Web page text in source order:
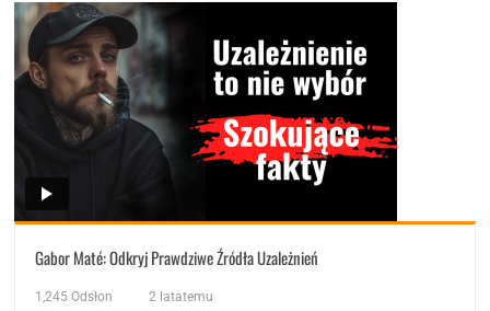
Gabor Maté: Odkryj Prawdziwe Źródła Uzależnień
1,245 Odsłon 2 latatemu